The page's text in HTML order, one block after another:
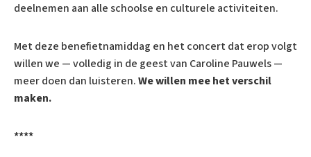
deelnemen aan alle schoolse en culturele activiteiten.
Met deze benefietnamiddag en het concert dat erop volgt
willen we — volledig in de geest van Caroline Pauwels —
meer doen dan luisteren.We willen mee het verschil
maken.
****